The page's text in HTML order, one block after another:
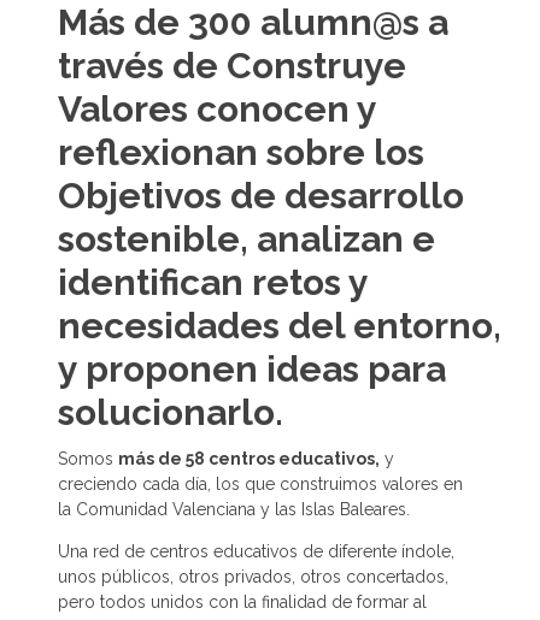
Más de 300 alumn@s a
través de Construye
Valores conocen y
reflexionan sobre los
Objetivos de desarrollo
sostenible, analizan e
identifican retos y
necesidades del entorno,
y proponen ideas para
solucionarlo.
Somos más de 58 centros educativos, y
creciendo cada día, los que construimos valores en
la Comunidad Valenciana y las Islas Baleares.
Una red de centros educativos de diferente índole,
unos públicos, otros privados, otros concertados,
pero todos unidos con la finalidad de formar al